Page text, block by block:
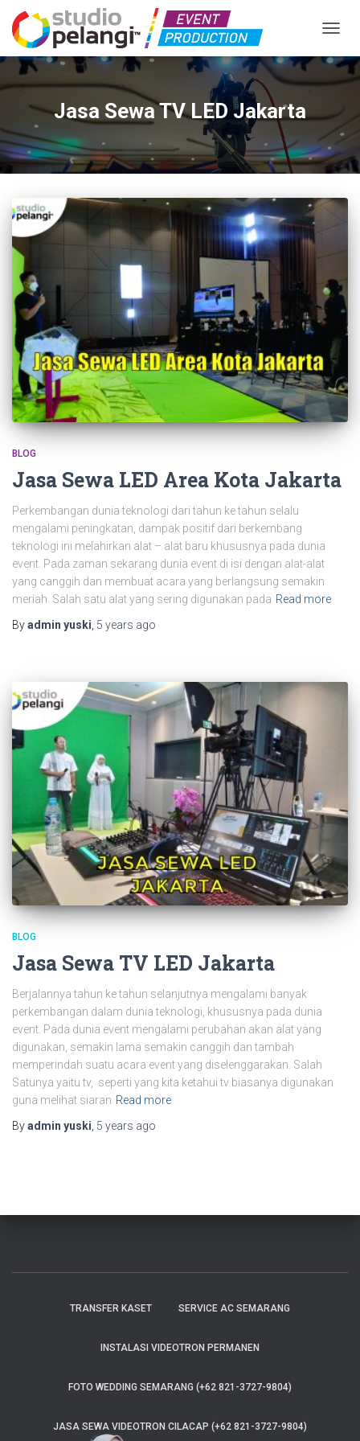
Jasa Sewa TV LED Jakarta
BLOG
Jasa Sewa LED Area Kota Jakarta
Perkembangan dunia teknologi dari tahun ke tahun selalu
mengalami peningkatan, dampak positif dari berkembang
teknologi ini melahirkan alat – alat baru khususnya pada dunia
event. Pada zaman sekarang dunia event di isi dengan alat-alat
yang canggih dan membuat acara yang berlangsung semakin
meriah. Salah satu alat yang sering digunakan pada Read more
Byadmin yuski 5 years ago
BLOG
Jasa Sewa TV LED Jakarta
Berjalannya tahun ke tahun selanjutnya mengalami banyak
perkembangan dalam dunia teknologi, khususnya pada dunia
event. Pada dunia event mengalami perubahan akan alat yang
digunakan, semakin lama semakin canggih dan tambah
memperindah suatu acara event yang diselenggarakan. Salah
Satunya yaitu tv, seperti yang kita ketahui tv biasanya digunakan
guna melihat siaran Read more
Byadmin yuski, 5 years ago
TRANSFER KASET SERVICE AC SEMARANG
INSTALASI VIDEOTRON PERMANEN
FOTO WEDDING SEMARANG (+62 821-3727-9804)
JASA SEWA VIDEOTRON CILACAP (+62 821-3727-9804)